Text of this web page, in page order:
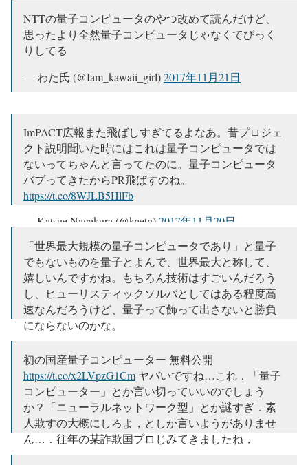
NTTの量子コンピュータのやつ改めて読んだけど、
思ったより全然量子コンピュータじゃなくてびっく
りしてる
— わた氏 (@Iam_kawaii_girl)2017年11月21日
ImPACT広報また飛ばしすぎてるよなあ。昔プロジェ
クト説明聞いた時にはこれは量子コンピュータでは
ないってちゃんと言ってたのに。量子コンピュータ
バブってきたからPR飛ばすのね。
https://t.co/8WJLB5HlFb
— Katsue Nagakura (@kaetn)2017年11月20日
「世界最大規模の量子コンピュータであり」と量子
でもないものを量子とよんで、世界最大と称して、
嬉しいんですかね。もちろん技術はすごいんだろう
し、ヒューリスティックソルバとしてはある程度高
速なんだろうけど、量子って飾って出さないと勝負
にならないのかな。
— Keisuke Fujii (@fgksk)
2017年11月20日
初の国産量子コンピューター 無料公開
https://t.co/x2LVpzG1Cm ヤバいですね…これ．「量子
コンピューター」とか言い切っていいのでしょう
か？「ニューラルネットワーク型」とか謎すぎ．素
人欺すの大概にしろよ，としか言いようがありませ
ん…．往年の某詐欺国プロじみてきましたね，